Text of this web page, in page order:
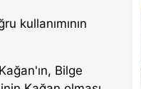
kullanımının
Bilge